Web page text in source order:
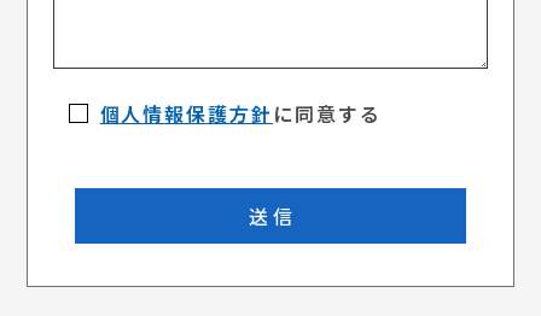
個人情報保護方針 に同意する